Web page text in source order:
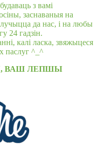
з вамі
заснаваныя на
да нас, і на любы
24 гадзін.
калі ласка, звяжыцеся
паслуг ^_^
ВАШ ЛЕПШЫ